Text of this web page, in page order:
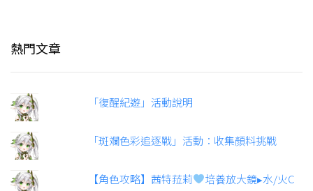
熱門文章
「復醒紀遊」活動說明
「斑斕色彩追逐戰」活動：收集顏料挑戰
【角色攻略】茜特菈莉
培養放大鏡▸水/火C